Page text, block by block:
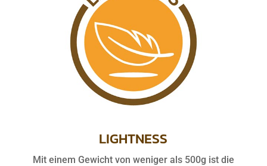
LIGHTNESS
Mit einem Gewicht von weniger als 500g ist die